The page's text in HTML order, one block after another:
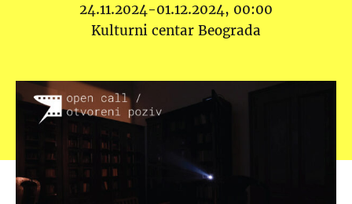
24.11.2024-01.12.2024, 00:00
Kulturni centar Beograda